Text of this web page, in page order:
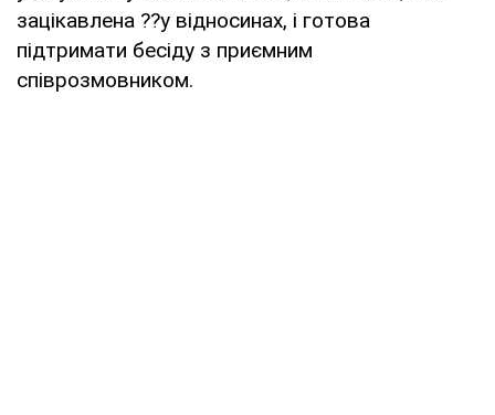
зацікавлена ??у відносинах, і готова
підтримати бесіду з приємним
співрозмовником.